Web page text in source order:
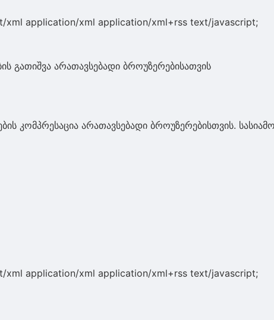
application/xml application/xml+rss text/javascript;
გათიშვა არათავსებადი ბროუზერებისათვის
კომპრესაცია არათავსებადი ბროუზერებისთვის.
application/xml application/xml+rss text/javascript;